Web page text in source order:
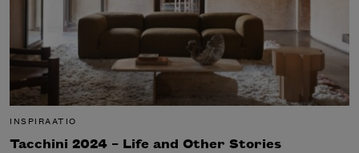
INSPIRAATIO
Tacchini 2024 – Life and Other Stories